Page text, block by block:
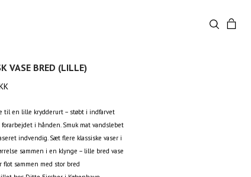
VASE BRED (LILLE)
til en lille krydderurt – støbt i indfarvet
i hånden. Smuk mat vandslebet
indvendig. Sæt flere klassiske vaser i
sammen i en klynge – lille bred vase
flot sammen med stor bred